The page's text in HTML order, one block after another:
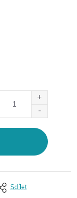
Sdílet